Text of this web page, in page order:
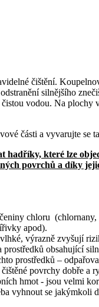
čištění.
silnějšího
vodou. Na
části a vyvarujte
které lze
povrchů a díky
chloru
apod).
výrazně zvyšují
obsahující
prostředků –
povrchy dobře a
hmot - jsou velmi
vyhnout se